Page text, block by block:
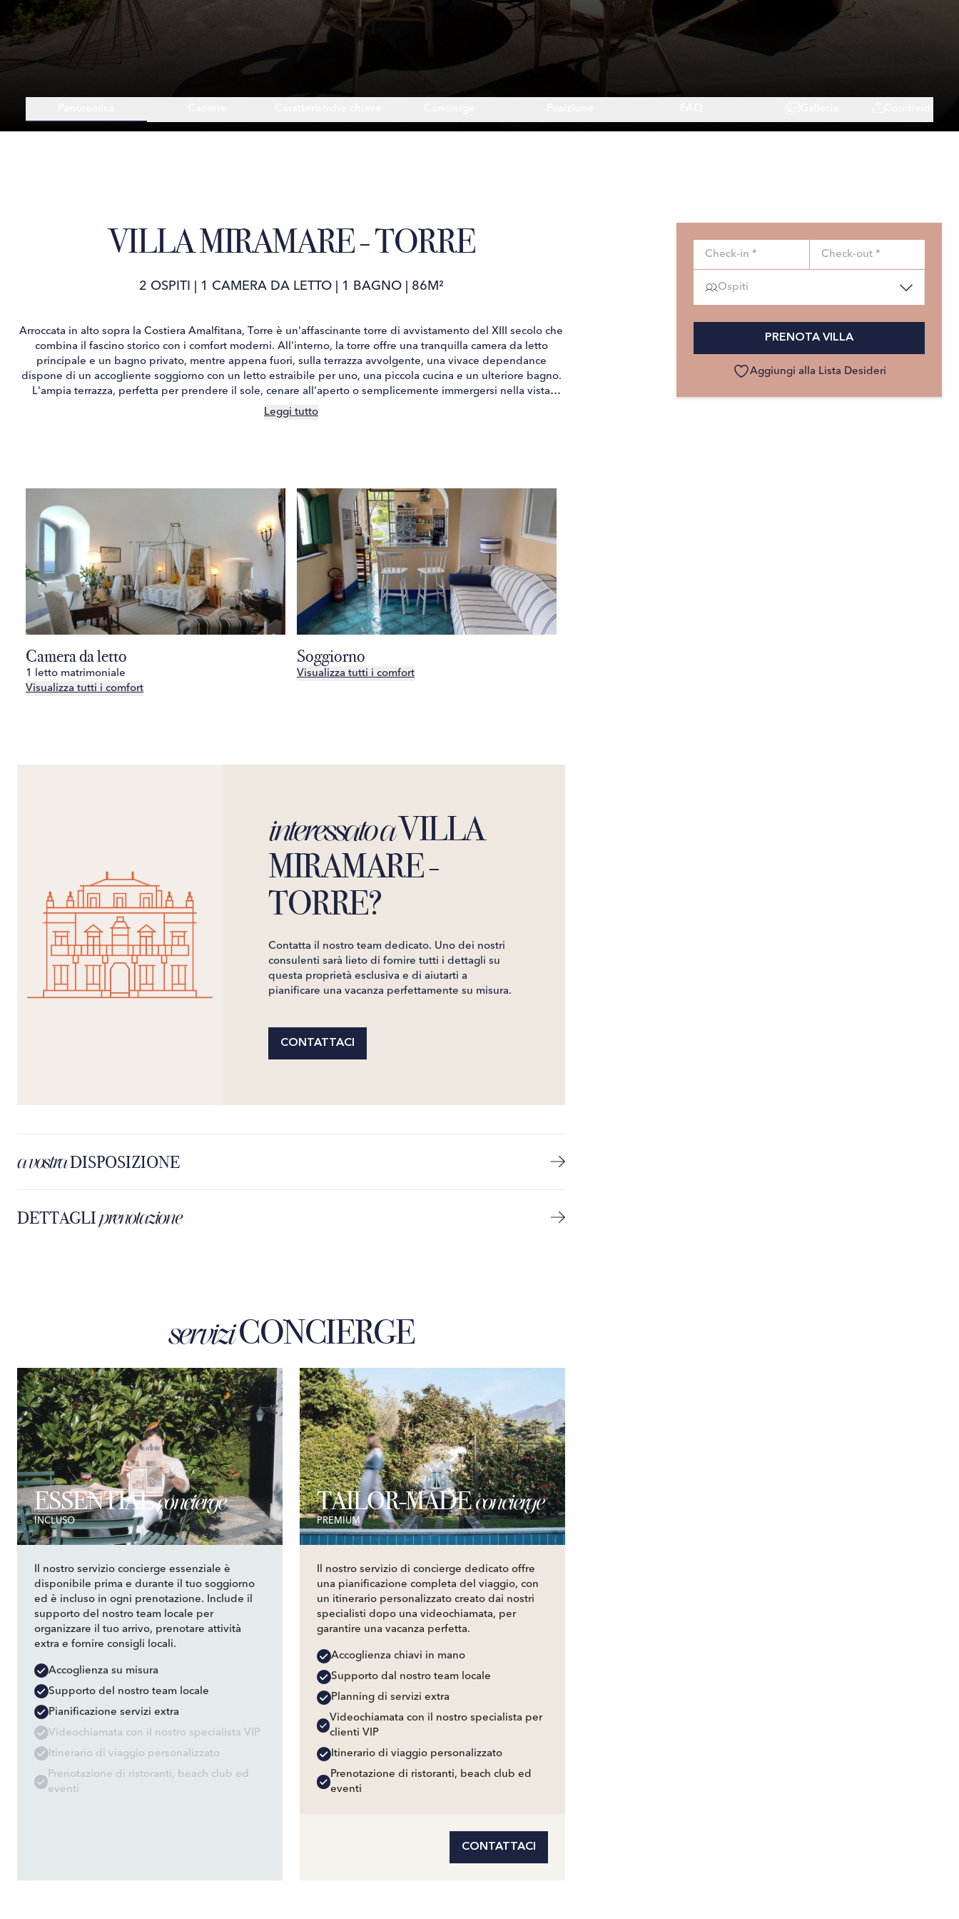
VILLA MIRAMARE - TORRE
2 OSPITI 1 CAMERA DA LETTO| 1 BAGNO| 86M²
Arroccata in alto sopra la Costiera Amalfitana, Torre è un'affascinante torre di avvistamento del XIII secolo che
combina il fascino storico con i comfort moderni. All'interno, la torre offre una tranquilla camera da letto
principale e un bagno privato, mentre appena fuori, sulla terrazza avvolgente, una vivace dependance
dispone di un accogliente soggiorno con un letto estraibile per uno, una piccola cucina e un ulteriore bagno.
L'ampia terrazza, perfetta per prendere il sole, cenare all'aperto o semplicemente immergersi nella vista
panoramica sul Mediterraneo, rende Torre un rifugio davvero indimenticabile.
Leggi tutto
Camera da letto
1 letto matrimoniale
Visualizza tutti i comfort
Soggiorno
Visualizza tutti i comfort
interessato aVILLA
MIRAMARE -
TORRE?
Contatta il nostro team dedicato. Uno dei nostri
consulenti sarà lieto di fornire tutti i dettagli su
questa proprietà esclusiva e di aiutarti a
pianificare una vacanza perfettamente su misura.
CONTATTACI
a vostraDISPOSIZIONE
DETTAGLIprenotazione
serviziCONCIERGE
ESSENTIALconcierge
INCLUSO
Il nostro servizio concierge essenziale è
disponibile prima e durante il tuo soggiorno
ed è incluso in ogni prenotazione. Include il
supporto del nostro team locale per
organizzare il tuo arrivo, prenotare attività
extra e fornire consigli locali.
Accoglienza su misura
Supporto del nostro team locale
Pianificazione servizi extra
Videochiamata con il nostro specialista VIP
Itinerario di viaggio personalizzato
Prenotazione di ristoranti, beach club ed
eventi
TAILOR-MADEconcierge
PREMIUM
Il nostro servizio di concierge dedicato offre
una pianificazione completa del viaggio, con
un itinerario personalizzato creato dai nostri
specialisti dopo una videochiamata, per
garantire una vacanza perfetta.
Accoglienza chiavi in mano
Supporto dal nostro team locale
Planning di servizi extra
Videochiamata con il nostro specialista per
clienti VIP
Itinerario di viaggio personalizzato
Prenotazione di ristoranti, beach club ed
eventi
CONTATTACI
PRENOTA VILLA
Aggiungi alla Lista Desideri